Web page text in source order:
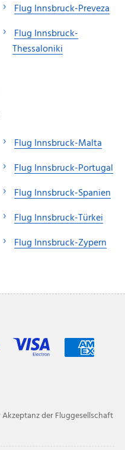
Flug Innsbruck-Preveza
Flug Innsbruck-
Thessaloniki
Flug Innsbruck-Malta
Flug Innsbruck-Portugal
Flug Innsbruck-Spanien
Flug Innsbruck-Türkei
Flug Innsbruck-Zypern